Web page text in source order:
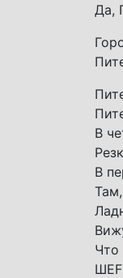
Да,
В
В
Что